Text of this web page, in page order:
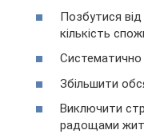
Позбутися
кількість
Систематично
Збільшити
Виключити
радощами